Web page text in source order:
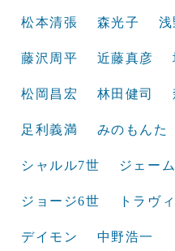
松本清張 森光子
藤沢周平 近藤真彦
松岡昌宏 林田健司
足利義満 みのもんた
シャルル7世 ジェー
ジョージ6世 トラヴ
デイモン 中野浩一